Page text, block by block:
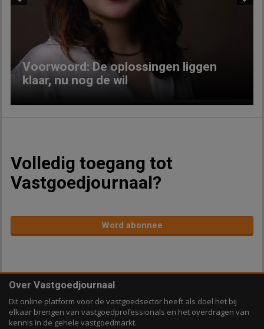
Voorwoord: De oplossingen liggen
klaar, nu nog de wil
Volledig toegang tot
Vastgoedjournaal?
Word abonnee
Over Vastgoedjournaal
Dit online platform voor de vastgoedsector heeft als doel het bij
elkaar brengen van vastgoedprofessionals en het overdragen van
kennis in de gehele vastgoedmarkt.